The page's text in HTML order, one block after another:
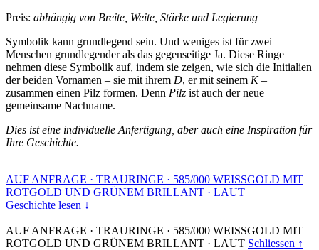
Preis: abhängig von Breite, Weite, Stärke und Legierung
Symbolik kann grundlegend sein. Und weniges ist für zwei
Menschen grundlegender als das gegenseitige Ja. Diese Ringe
nehmen diese Symbolik auf, indem sie zeigen, wie sich die Initialien
der beiden Vornamen – sie mit ihrem D, er mit seinem K–
zusammen einen Pilz formen. Denn Pilz ist auch der neue
gemeinsame Nachname.
Dies ist eine individuelle Anfertigung, aber auch eine Inspiration für
Ihre Geschichte.
AUF ANFRAGE · TRAURINGE · 585/000 WEISSGOLD MIT
ROTGOLD UND GRÜNEM BRILLANT · LAUT
Geschichte lesen ↓
AUF ANFRAGE · TRAURINGE · 585/000 WEISSGOLD MIT
ROTGOLD UND GRÜNEM BRILLANT · LAUT Schliessen ↑